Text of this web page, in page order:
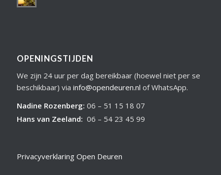
OPENINGSTIJDEN
We zijn 24 uur per dag bereikbaar (hoewel niet per se
beschikbaar) via info@opendeuren.nl of WhatsApp.
Nadine Rozenberg: 06 – 51 15 18 07
Hans van Zeeland: 06 – 54 23 45 99
Privacyverklaring Open Deuren